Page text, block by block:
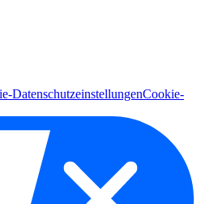
DatenschutzeinstellungenCookie-